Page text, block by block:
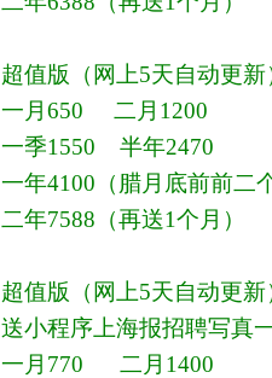
超值版（网上5天自动更新
一月650 二月1200
一季1550 半年2470
一年4100（腊月底前前二
二年7588（再送1个月）
超值版（网上5天自动更新
送小程序上海报招聘写真
一月770 二月1400